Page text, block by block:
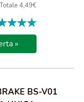
4,49€
»
BS-V01